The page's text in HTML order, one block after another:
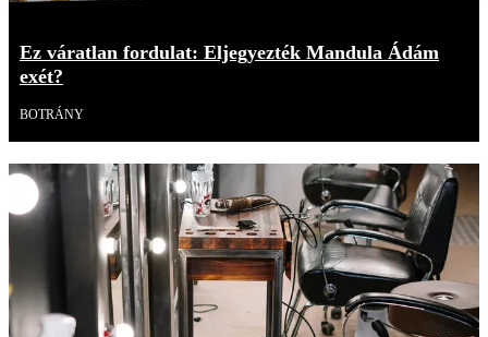
Ez váratlan fordulat: Eljegyezték Mandula Ádám
exét?
BOTRÁNY